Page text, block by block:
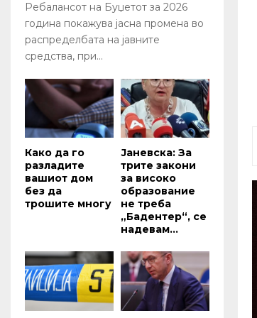
Ребалансот на Буџетот за 2026
година покажува јасна промена во
распределбата на јавните
средства, при...
Како да го
разладите
вашиот дом
без да
трошите многу
Јаневска: За
трите закони
за високо
образование
не треба
„Бадентер“, се
надевам...